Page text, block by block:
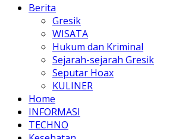
Berita
Gresik
WISATA
Hukum dan Kriminal
Sejarah-sejarah Gresik
Seputar Hoax
KULINER
Home
INFORMASI
TECHNO